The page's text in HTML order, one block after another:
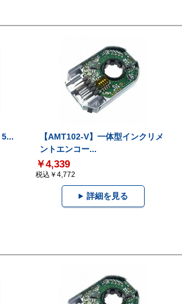
【AMT102-V】一体型インクリメ
ントエンコー...
￥4,339
税込￥4,772
詳細を見る